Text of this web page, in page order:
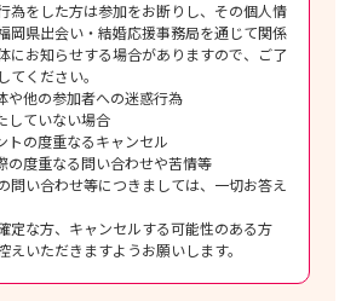
為をした方は参加をお断りし、その個人情
岡県出会い・結婚応援事務局を通じて関係
にお知らせする場合がありますので、ご了
てください。
や他の参加者への迷惑行為
していない場合
トの度重なるキャンセル
の度重なる問い合わせや苦情等
い合わせ等につきましては、一切お答え
定な方、キャンセルする可能性のある方
えいただきますようお願いします。